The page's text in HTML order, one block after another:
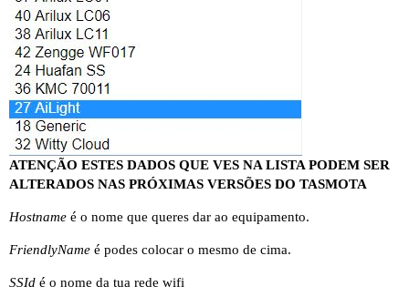
ATENÇÃO ESTES DADOS QUE VES NA LISTA PODEM SER
ALTERADOS NAS PRÓXIMAS VERSÕES DO TASMOTA
Hostname é o nome que queres dar ao equipamento.
FriendlyName é podes colocar o mesmo de cima.
SSId é o nome da tua rede wifi